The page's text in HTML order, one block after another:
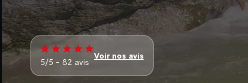
5/5 - 82 avis
Voir nos avis